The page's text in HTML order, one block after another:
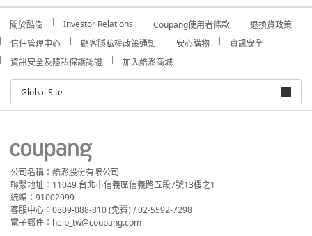
關於酷澎 Investor Relations Coupang使用者條款
退換貨政策
信任管理中心
顧客隱私權政策通知 安心購物
資訊安全
資訊安全及隱私保護認證
加入酷澎商城
Global Site
公司名稱：酷澎股份有限公司
聯繫地址：11049 台北市信義區信義路五段7號13樓之1
統編：91002999
客服中心：0809-088-810 (免費) / 02-5592-7298
電子郵件：help_tw@coupang.com